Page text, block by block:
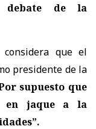
de la
considera que el
presidente de la
supuesto que
en jaque a la